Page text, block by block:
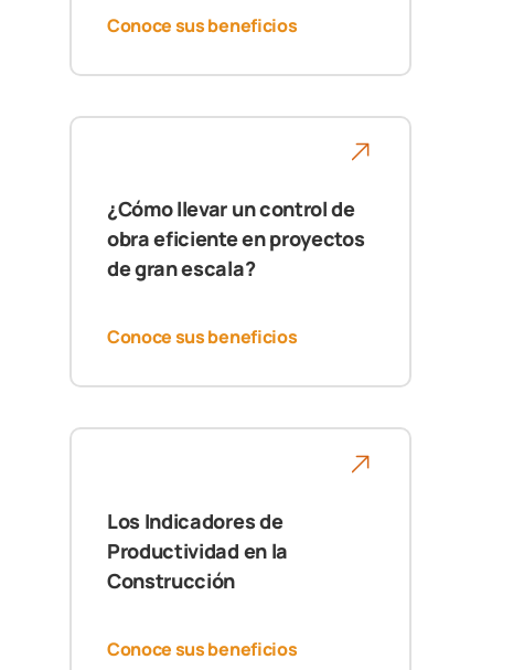
Conoce sus beneficios
¿Cómo llevar un control de
obra eficiente en proyectos
de gran escala?
Conoce sus beneficios
Los Indicadores de
Productividad en la
Construcción
Conoce sus beneficios